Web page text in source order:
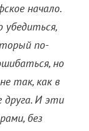
начало.
по-
но
так, как в
друга. И эти
без